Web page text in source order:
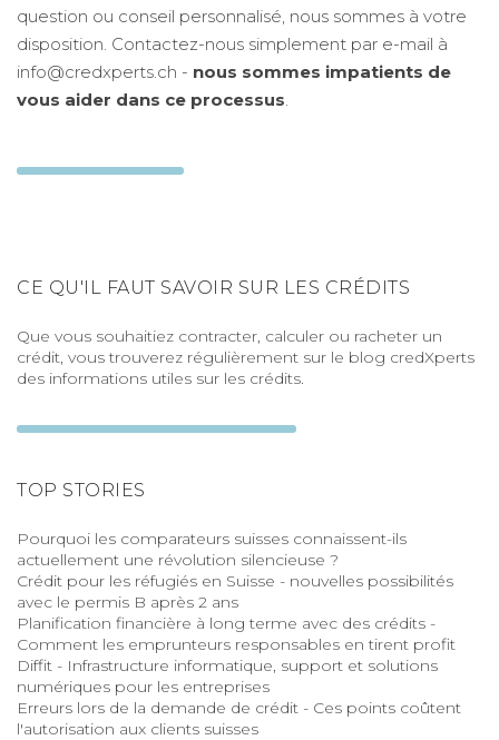
question ou conseil personnalisé, nous sommes à votre
disposition. Contactez-nous simplement par e-mail à
info@credxperts.ch - nous sommes impatients de
vous aider dans ce processus
CE QU'IL FAUT SAVOIR SUR LES CRÉDITS
Que vous souhaitiez contracter, calculer ou racheter un
crédit, vous trouverez régulièrement sur le blog credXperts
des informations utiles sur les crédits.
TOP STORIES
Pourquoi les comparateurs suisses connaissent-ils
actuellement une révolution silencieuse ?
Crédit pour les réfugiés en Suisse - nouvelles possibilités
avec le permis B après 2 ans
Planification financière à long terme avec des crédits -
Comment les emprunteurs responsables en tirent profit
Diffit - Infrastructure informatique, support et solutions
numériques pour les entreprises
Erreurs lors de la demande de crédit - Ces points coûtent
l'autorisation aux clients suisses